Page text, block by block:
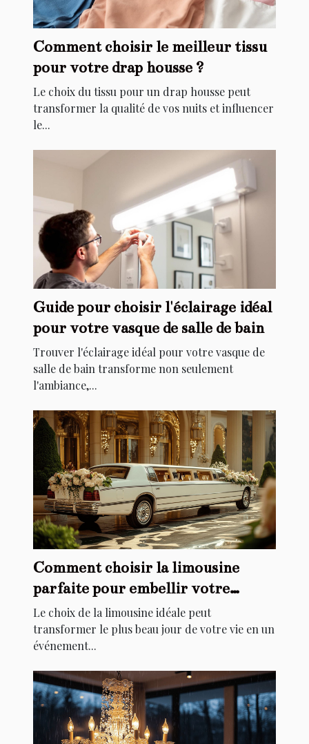
Comment choisir le meilleur tissu
pour votre drap housse ?
Le choix du tissu pour un drap housse peut
transformer la qualité de vos nuits et influencer
le...
Guide pour choisir l'éclairage idéal
pour votre vasque de salle de bain
Trouver l'éclairage idéal pour votre vasque de
salle de bain transforme non seulement
l'ambiance,...
Comment choisir la limousine
parfaite pour embellir votre
mariage
Le choix de la limousine idéale peut
transformer le plus beau jour de votre vie en un
événement...